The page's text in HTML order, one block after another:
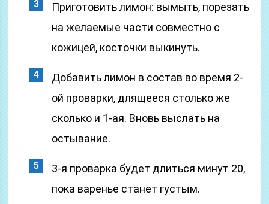
Приготовить лимон: вымыть, порезать
на желаемые части совместно с
кожицей, косточки выкинуть.
Добавить лимон в состав во время 2-
ой проварки, длящееся столько же
сколько и 1-ая. Вновь выслать на
остывание.
3-я проварка будет длиться минут 20,
пока варенье станет густым.